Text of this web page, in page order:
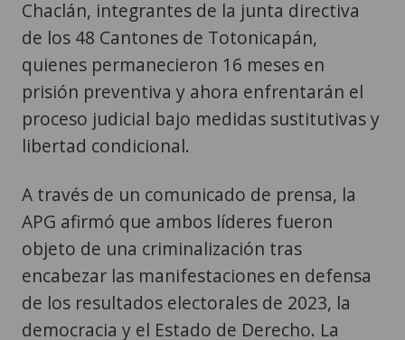
Chaclán, integrantes de la junta directiva
de los 48 Cantones de Totonicapán,
quienes permanecieron 16 meses en
prisión preventiva y ahora enfrentarán el
proceso judicial bajo medidas sustitutivas y
libertad condicional.
A través de un comunicado de prensa, la
APG afirmó que ambos líderes fueron
objeto de una criminalización tras
encabezar las manifestaciones en defensa
de los resultados electorales de 2023, la
democracia y el Estado de Derecho. La